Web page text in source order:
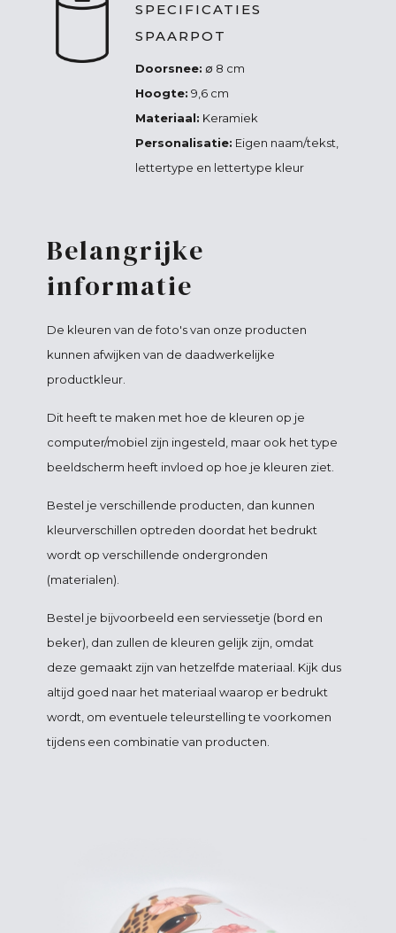
SPECIFICATIES
SPAARPOT
Doorsnee: ∅ 8 cm
Hoogte: 9,6 cm
Materiaal: Keramiek
Personalisatie: Eigen naam/tekst,
lettertype en lettertype kleur
Belangrijke
informatie
De kleuren van de foto's van onze producten
kunnen afwijken van de daadwerkelijke
productkleur.
Dit heeft te maken met hoe de kleuren op je
computer/mobiel zijn ingesteld, maar ook het type
beeldscherm heeft invloed op hoe je kleuren ziet.
Bestel je verschillende producten, dan kunnen
kleurverschillen optreden doordat het bedrukt
wordt op verschillende ondergronden
(materialen).
Bestel je bijvoorbeeld een serviessetje (bord en
beker), dan zullen de kleuren gelijk zijn, omdat
deze gemaakt zijn van hetzelfde materiaal. Kijk dus
altijd goed naar het materiaal waarop er bedrukt
wordt, om eventuele teleurstelling te voorkomen
tijdens een combinatie van producten.